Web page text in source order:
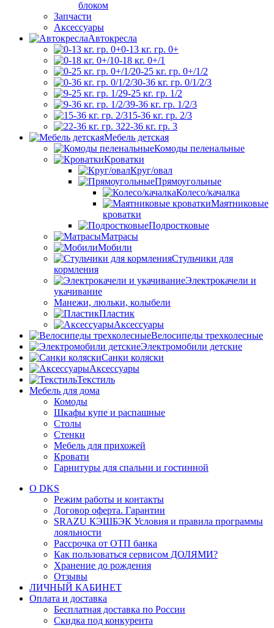
блоком
Запчасти
Аксессуары
Автокресла
0-13 кг. гр. 0+
0-18 кг. 0+/1
0-25 кг. гр. 0+/1/2
0-36 кг. гр. 0/1/2/3
9-25 кг. гр. 1/2
9-36 кг. гр. 1/2/3
15-36 кг. гр. 2/3
22-36 кг. гр. 3
Мебель детская
Комоды пеленальные
Кроватки
Круг/овал
Прямоугольные
Колесо/качалка
Маятниковые
кроватки
Подростковые
Матрасы
Мобили
Стульчики для
кормления
Электрокачели и
укачивание
Манежи, люльки, колыбели
Пластик
Аксессуары
Велосипеды трехколесные
Электромобили детские
Санки коляски
Аксессуары
Текстиль
Мебель для дома
Комоды
Шкафы купе и распашные
Столы
Стенки
Мебель для прихожей
Кровати
Гарнитуры для спальни и гостинной
О DKS
Режим работы и контакты
Договор оферта. Гарантии
SRAZU КЭШБЭК Условия и правила программы
лояльности
Рассрочка от ОТП банка
Как пользоваться сервисом ДОЛЯМИ?
Хранение до рождения
Отзывы
ЛИЧНЫЙ КАБИНЕТ
Оплата и доставка
Бесплатная доставка по России
Скидка под конкурента